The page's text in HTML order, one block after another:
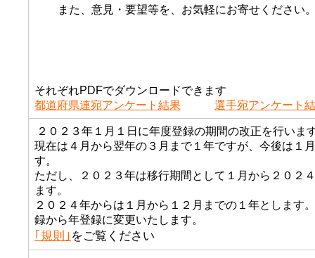
また、意見・要望等を、お気軽にお寄せください
それぞれPDFでダウンロードできます
都道府県連宛アンケート結果
選手宛アンケート
２０２３年１月１日に年度登録の期間の改正を行いま
現在は４月から翌年の３月まで１年ですが、今後は１
す。
ただし、２０２３年は移行期間として１月から２０２
ます。
２０２４年からは１月から１２月までの１年とします
録から年登録に変更いたします。
｢規則｣ をご覧ください